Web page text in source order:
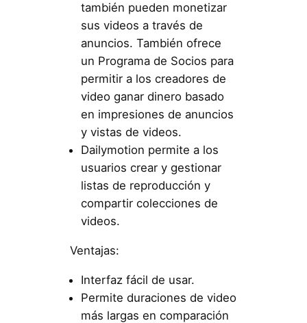
también pueden monetizar
sus videos a través de
anuncios. También ofrece
un Programa de Socios para
permitir a los creadores de
video ganar dinero basado
en impresiones de anuncios
y vistas de videos.
Dailymotion permite a los
usuarios crear y gestionar
listas de reproducción y
compartir colecciones de
videos.
Ventajas:
Interfaz fácil de usar.
Permite duraciones de video
más largas en comparación